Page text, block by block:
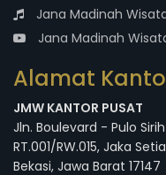
Jana Madinah
Jana Madinah
Alamat
JMW KANTOR PUSAT
Jln. Boulevard - Pulo
RT.001/RW.015, Jaka
Bekasi, Jawa Barat 17147